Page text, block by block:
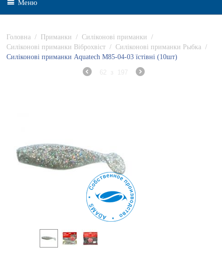
Меню
Головна / Приманки / Силіконові приманки
/
Силіконові приманки Віброхвіст / Силіконові приманки Рыбка
/
Силіконові приманки Aquatech М85-04-03 їстівні (10шт)
62 з 197